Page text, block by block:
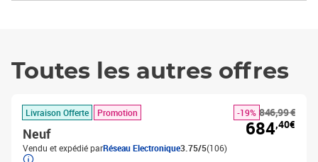
Toutes les autres offres
Livraison Offerte Promotion
Neuf
Vendu et expédié parRéseau Electronique3.75/5(106)
846,99 €
-19%
684,40€